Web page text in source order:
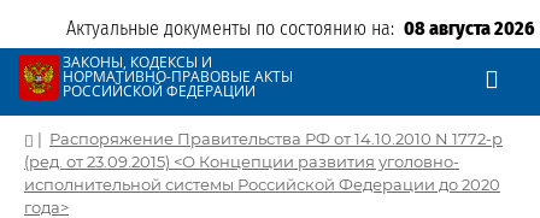
Актуальные документы по состоянию на: 08 августа 2026
ЗАКОНЫ, КОДЕКСЫ И
НОРМАТИВНО-ПРАВОВЫЕ АКТЫ
РОССИЙСКОЙ ФЕДЕРАЦИИ
| Распоряжение Правительства РФ от 14.10.2010 N 1772-р
(ред. от 23.09.2015) <О Концепции развития уголовно-
исполнительной системы Российской Федерации до 2020
года>